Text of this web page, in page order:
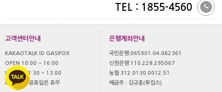
TEL : 1855-4560
고객센터안내
KAKAOTALK ID GASIFOX
OPEN 10:00 ~ 16:00
LUNCH 11:30 ~ 13:00
OFF 토,일 공휴일은 휴무
은행계좌안내
국민은행 065901.04.062361
신한은행 110.228.295067
농협 312.0130.0012.51
예금주 : 김규훈(투킴스)